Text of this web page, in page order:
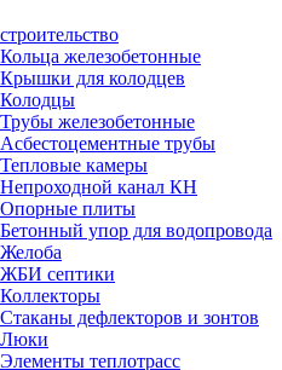
строительство
Кольца железобетонные
Крышки для колодцев
Колодцы
Трубы железобетонные
Асбестоцементные трубы
Тепловые камеры
Непроходной канал КН
Опорные плиты
Бетонный упор для водопровода
Желоба
ЖБИ септики
Коллекторы
Стаканы дефлекторов и зонтов
Люки
Элементы теплотрасс